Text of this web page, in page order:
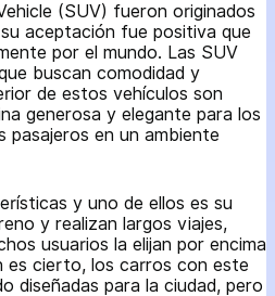
(SUV) fueron originados
aceptación fue positiva que
por el mundo. Las SUV
buscan comodidad y
de estos vehículos son
generosa y elegante para los
en un ambiente
y uno de ellos es su
y realizan largos viajes,
usuarios la elijan por encima
es cierto, los carros con este
diseñadas para la ciudad, pero